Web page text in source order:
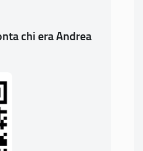
chi era Andrea